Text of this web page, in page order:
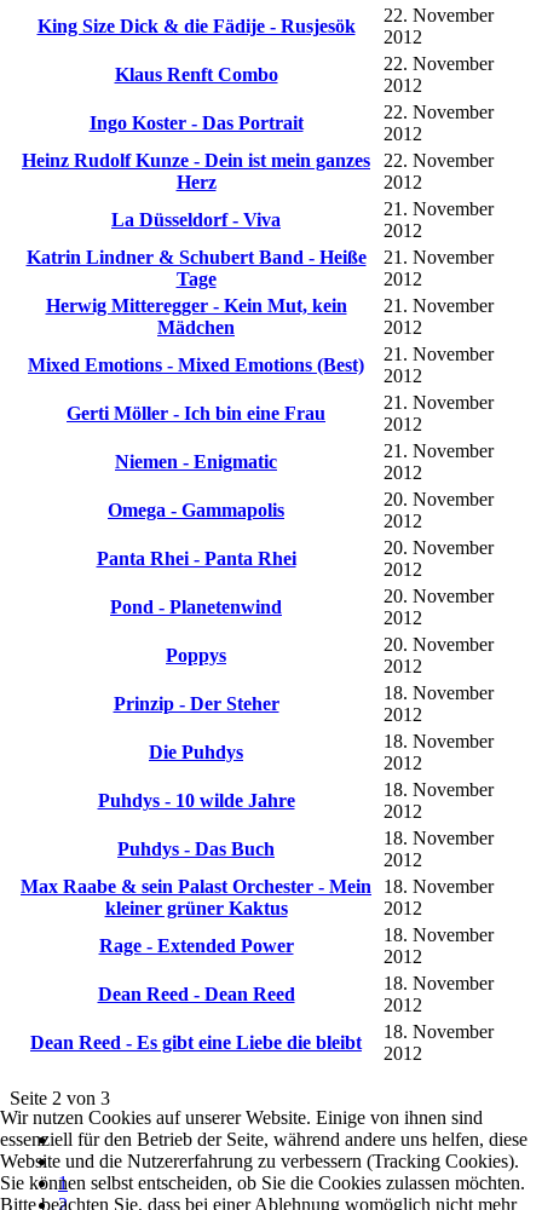
King Size Dick & die Fädije - Rusjesök
22. November
2012
Klaus Renft Combo
22. November
2012
Ingo Koster - Das Portrait
22. November
2012
Heinz Rudolf Kunze - Dein ist mein ganzes
Herz
22. November
2012
La Düsseldorf - Viva
21. November
2012
Katrin Lindner & Schubert Band - Heiße
Tage
21. November
2012
Herwig Mitteregger - Kein Mut, kein
Mädchen
21. November
2012
Mixed Emotions - Mixed Emotions (Best)
21. November
2012
Gerti Möller - Ich bin eine Frau
21. November
2012
Niemen - Enigmatic
21. November
2012
Omega - Gammapolis
20. November
2012
Panta Rhei - Panta Rhei
20. November
2012
Pond - Planetenwind
20. November
2012
Poppys
20. November
2012
Prinzip - Der Steher
18. November
2012
Die Puhdys
18. November
2012
Puhdys - 10 wilde Jahre
18. November
2012
Puhdys - Das Buch
18. November
2012
Max Raabe & sein Palast Orchester - Mein
kleiner grüner Kaktus
18. November
2012
Rage - Extended Power
18. November
2012
Dean Reed - Dean Reed
18. November
2012
Dean Reed - Es gibt eine Liebe die bleibt
18. November
2012
Seite 2 von 3
1
2
Wir nutzen Cookies auf unserer Website. Einige von ihnen sind
essenziell für den Betrieb der Seite, während andere uns helfen, diese
Website und die Nutzererfahrung zu verbessern (Tracking Cookies).
Sie können selbst entscheiden, ob Sie die Cookies zulassen möchten.
Bitte beachten Sie, dass bei einer Ablehnung womöglich nicht mehr